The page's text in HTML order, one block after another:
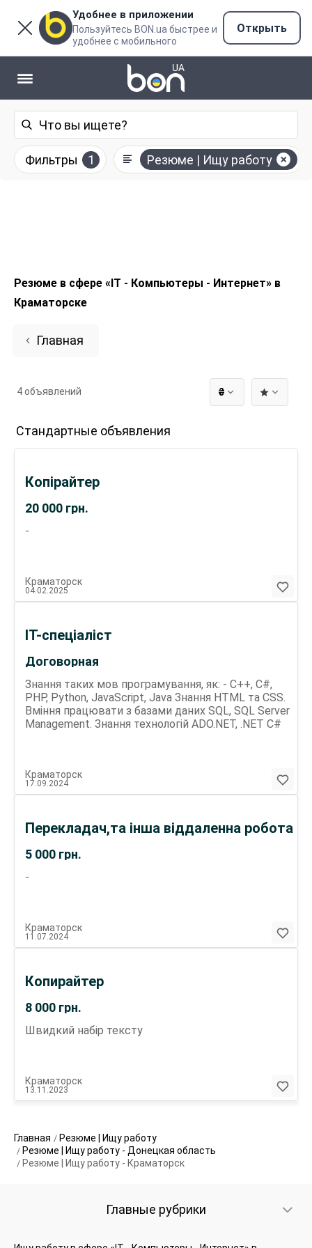
Удобнее в приложении
Пользуйтесь BON.ua быстрее и
удобнее с мобильного
Открыть
Фильтры 1 Резюме | Ищу работу
Резюме в сфере «IT - Компьютеры - Интернет» в
Краматорске
Главная
₴
4 объявлений
Стандартные объявления
20 000 грн.
Копірайтер
-
Краматорск
04.02.2025
Договорная
ІТ-спеціаліст
Знання таких мов програмування, як: - C++, C#,
PHP, Python, JavaScript, Java Знання HTML та CSS.
Вміння працювати з базами даних SQL, SQL Server
Management. Знання технологій ADO.NET, .NET C#
Краматорск
17.09.2024
5 000 грн.
Перекладач,та інша віддаленна робота
-
Краматорск
11.07.2024
8 000 грн.
Копирайтер
Швидкий набір тексту
Краматорск
13.11.2023
Главная
Резюме | Ищу работу
Резюме | Ищу работу - Донецкая область
Резюме | Ищу работу - Краматорск
Главные рубрики